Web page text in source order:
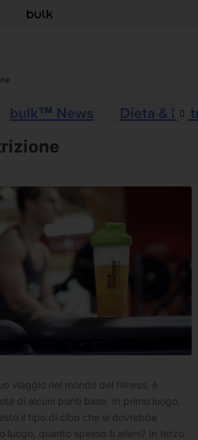
bulk™ News
Dieta &
viaggio nel mondo del fitness, è
di alcuni punti base. In primo luogo,
il tipo di cibo che si dovrebbe
luogo, quanto spesso ti alleni? In terzo